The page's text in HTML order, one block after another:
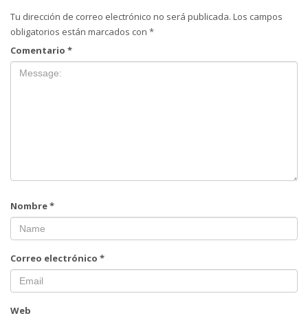
Tu dirección de correo electrónico no será publicada. Los campos
obligatorios están marcados con *
Comentario *
Nombre*
Correo electrónico *
Web